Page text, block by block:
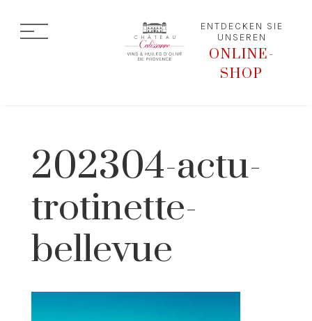
ENTDECKEN SIE
UNSEREN
ONLINE-
SHOP
202304-actu-
trotinette-
bellevue